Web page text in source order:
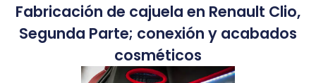
Fabricación de cajuela en Renault Clio,
Segunda Parte; conexión y acabados
cosméticos